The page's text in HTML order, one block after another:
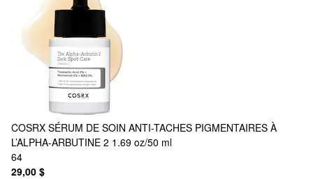
COSRX SÉRUM DE SOIN ANTI-TACHES PIGMENTAIRES À
L’ALPHA-ARBUTINE 2 1.69 oz/50 ml
64
29,00 $